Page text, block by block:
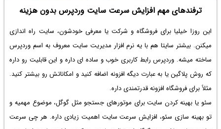
ترفندهای مهم افزایش سرعت سایت وردپرس بدون هزینه
این روزا خیلیا برای فروشگاه و شرکت یا معرفی خودشون، سایت راه اندازی
میکنن. بیشتر سایتا هم با یه نرم افزار مدیریت سایت معروف به اسم وردپرس
ساخته میشه. وردپرس رابط کاربری خوب و ساده ای داره و این قابلیت رو داره
که روش پلاگین یا به عبارت دیگه افزونه اضافه کنید و امکاناتش رو بیشتر کنید.
مثلاً برای فروشگاه افزونه قدرتمندی داره.
سئو یا بهینه کردن سایت برای موتورهای جستجو مثل گوگل، موضوع مهمیه و
تو بهینه سازی سئو، افزایش سرعت سایت اهمیت زیادی داره. هر چی سرعت